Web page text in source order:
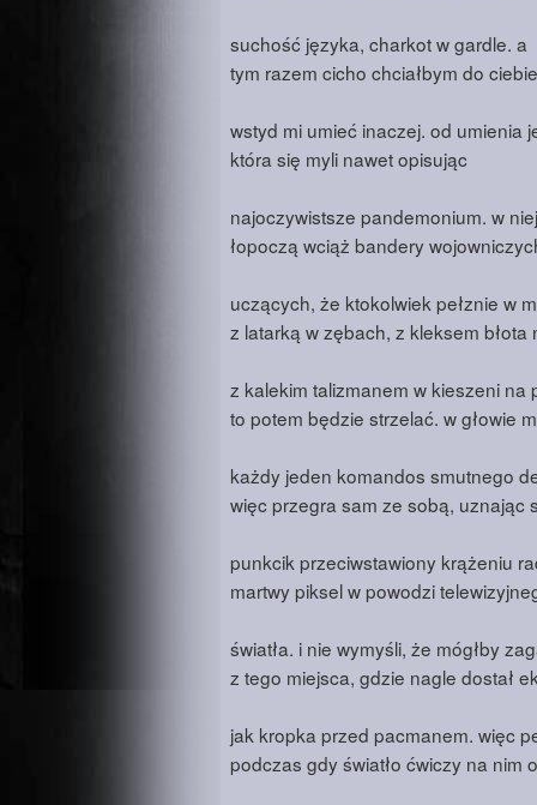
suchość języka, charkot w gardle. a
tym razem cicho chciałbym do
wstyd mi umieć inaczej. od umienia
która się myli nawet opisując
najoczywistsze pandemonium. w niej
łopoczą wciąż bandery
uczących, że ktokolwiek pełznie w
z latarką w zębach, z kleksem błota
z kalekim talizmanem w kieszeni na
to potem będzie strzelać. w głowie
każdy jeden komandos smutnego
więc przegra sam ze sobą, uznając
punkcik przeciwstawiony krążeniu
martwy piksel w powodzi
światła. i nie wymyśli, że mógłby
z tego miejsca, gdzie nagle dostał
jak kropka przed pacmanem. więc
podczas gdy światło ćwiczy na nim